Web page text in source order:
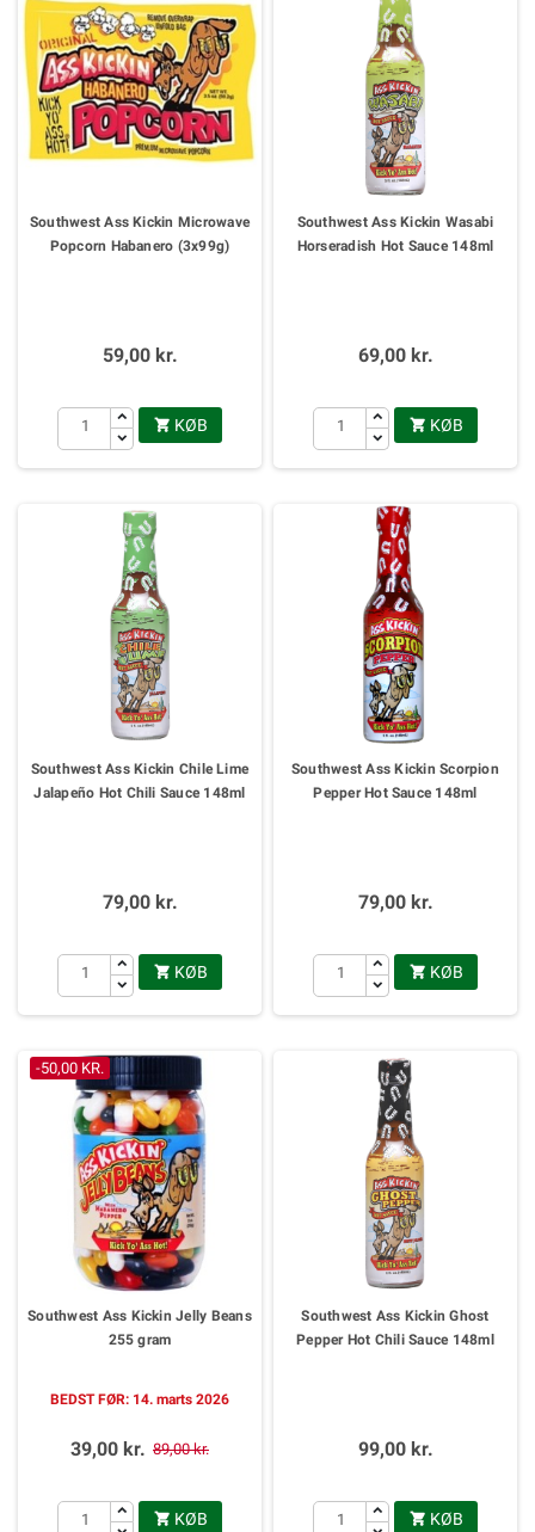
Southwest Ass Kickin Microwave
Popcorn Habanero (3x99g)
59,00 kr.
 KØB
Southwest Ass Kickin Wasabi
Horseradish Hot Sauce 148ml
69,00 kr.
 KØB
Southwest Ass Kickin Chile Lime
Jalapeño Hot Chili Sauce 148ml
79,00 kr.
 KØB
Southwest Ass Kickin Scorpion
Pepper Hot Sauce 148ml
79,00 kr.
 KØB
-50,00 KR.
Southwest Ass Kickin Jelly Beans
255 gram
BEDST FØR: 14. marts 2026
39,00 kr. 89,00 kr.
 KØB
Southwest Ass Kickin Ghost
Pepper Hot Chili Sauce 148ml
99,00 kr.
 KØB